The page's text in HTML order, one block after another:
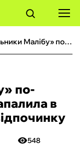
«Рятувальники Малібу‎» по-українськи: Костюк запалила в мережі світлинами з відпочинку
по-
в
548